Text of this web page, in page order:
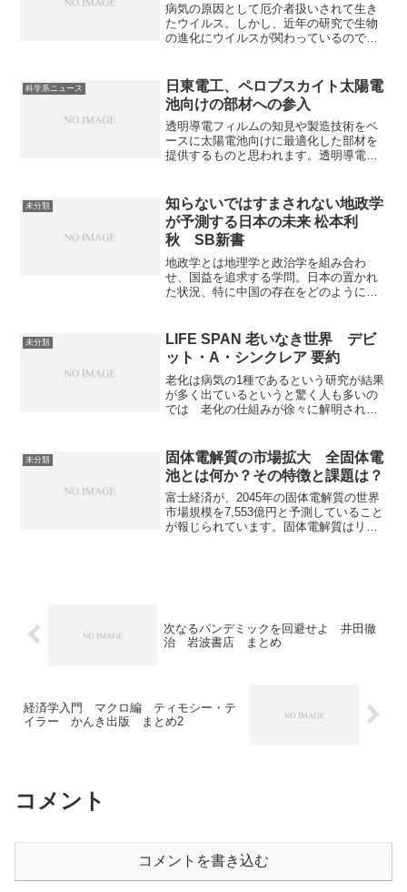
病気の原因として厄介者扱いされて生き
たウイルス。しかし、近年の研究で生物
の進化にウイルスが関わっているのでは
ルス像
科学系ニュース
日東電工、ペロブスカイト太陽電
池向けの部材への参入
透明導電フィルムの知見や製造技術をベ
ースに太陽電池向けに最適化した部材を
提供するものと思われます。透明導電フ
未分類
知らないではすまされない地政学
が予測する日本の未来 松本利
秋 SB新書
地政学とは地理学と政治学を組み合わ
せ、国益を追求する学問。日本の置かれ
た状況、特に中国の存在をどのように理
いて書かれている。
未分類
LIFE SPAN 老いなき世界 デビ
ット・A・シンクレア 要約
老化は病気の1種であるという研究が結果
が多く出ているというと驚く人も多いの
では 老化の仕組みが徐々に解明されつ
寿命が伸びるだけでなく健康寿命を延ば
すことになる 老化の仕組み、克服法、
それがもたらす社会の変化が書かれてい
る
未分類
固体電解質の市場拡大 全固体電
池とは何か？その特徴と課題は？
富士経済が、2045年の固体電解質の世界
市場規模を7,553億円と予測していること
が報じられています。固体電解質はリチ
次なるパンデミックを回避せよ 井田徹
治 岩波書店 まとめ
経済学入門 マクロ編 ティモシー・テ
イラー かんき出版 まとめ2
コメント
コメントを書き込む